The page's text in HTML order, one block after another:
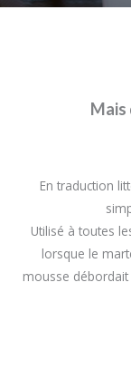
Mais
En traduction
Utilisé à toutes
lorsque le
mousse